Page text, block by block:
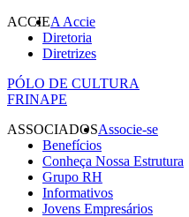
ACCIEA Accie
Diretoria
Diretrizes
PÓLO DE CULTURA
FRINAPE
ASSOCIADOSAssocie-se
Benefícios
Conheça Nossa Estrutura
Grupo RH
Informativos
Jovens Empresários